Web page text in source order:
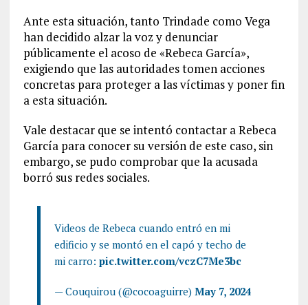
Ante esta situación, tanto Trindade como Vega
han decidido alzar la voz y denunciar
públicamente el acoso de «Rebeca García»,
exigiendo que las autoridades tomen acciones
concretas para proteger a las víctimas y poner fin
a esta situación.
Vale destacar que se intentó contactar a Rebeca
García para conocer su versión de este caso, sin
embargo, se pudo comprobar que la acusada
borró sus redes sociales.
Videos de Rebeca cuando entró en mi
edificio y se montó en el capó y techo de
mi carro: pic.twitter.com/vczC7Me3bc
— Couquirou (@cocoaguirre) May 7, 2024